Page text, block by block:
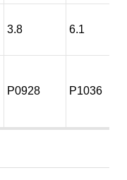
3.8 6.1
P0928 P1036